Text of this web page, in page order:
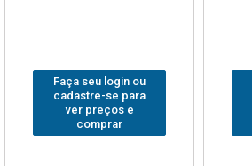
Faça seu login ou
cadastre-se para
ver preços e
comprar